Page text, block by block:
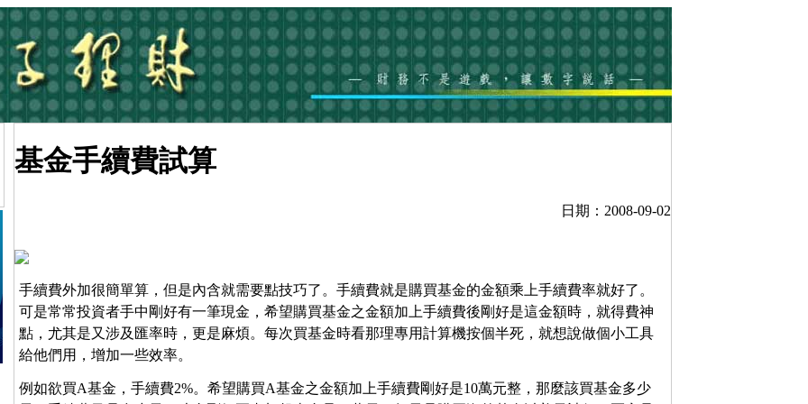
基金手續費試算
日期：2008-09-02
手續費外加很簡單算，但是內含就需要點技巧了。手續費就是購買基金的金額乘上手續費率就好了。
可是常常投資者手中剛好有一筆現金，希望購買基金之金額加上手續費後剛好是這金額時，就得費神
點，尤其是又涉及匯率時，更是麻煩。每次買基金時看那理專用計算機按個半死，就想說做個小工具
給他們用，增加一些效率。
例如欲買A基金，手續費2%。希望購買A基金之金額加上手續費剛好是10萬元整，那麼該買基金多少